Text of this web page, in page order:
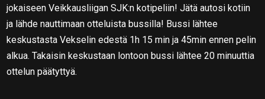
jokaiseen Veikkausliigan SJK:n kotipeliin! Jätä autosi kotiin
ja lähde nauttimaan otteluista bussilla! Bussi lähtee
keskustasta Vekselin edestä 1h 15 min ja 45min ennen pelin
alkua. Takaisin keskustaan lontoon bussi lähtee 20 minuuttia
ottelun päätyttyä.